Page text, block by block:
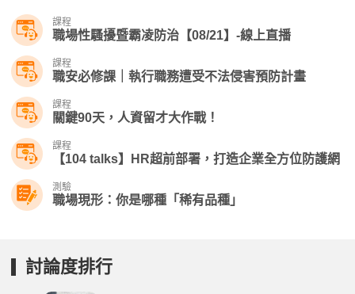
課程
職場性騷擾暨霸凌防治【08/21】-線上直播
課程
職安必修課｜執行職務遭受不法侵害預防計畫
課程
關鍵90天，人資留才大作戰！
課程
【104 talks】HR超前部署，打造企業全方位防護網
測驗
職場現形：你是哪種「稀有品種」
討論度排行